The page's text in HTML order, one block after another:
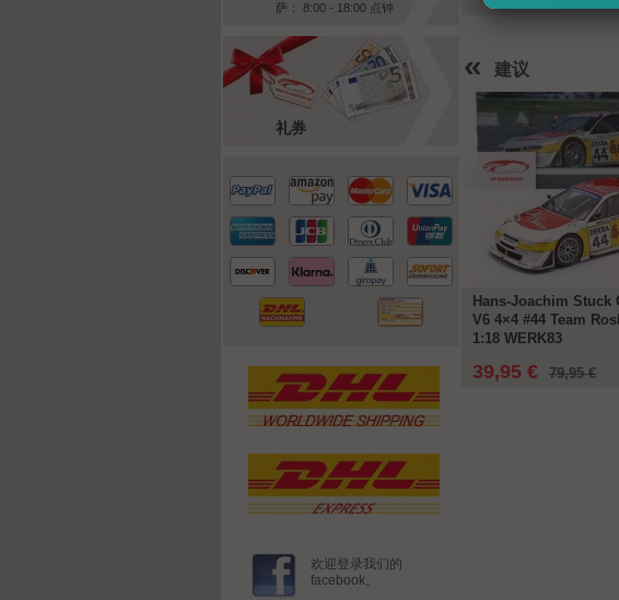
萨： 8:00 - 18:00 点钟
礼券
欢迎登录我们的
facebook。
« 建议
-50%
一本书： Ayrton Senna - 新的 图片
的 一种 传奇
20,00 € 39,90 € 详情
Hans-Joachim Stuck
V6 4×4 #44 Team
1:18 WERK83
39,95 € 79,95 €